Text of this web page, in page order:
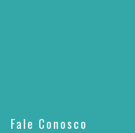
Fale Conosco